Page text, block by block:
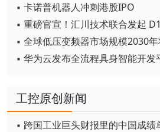
▪ 卡诺普机器人冲刺港股IPO
▪ 全球低压变频器市场规模2030
▪ 华为云发布全流程具身智能开
工控原创新闻
▪ 跨国工业巨头财报里的中国成绩